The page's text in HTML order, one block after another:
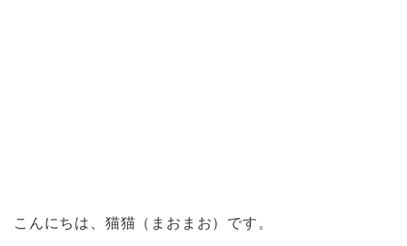
こんにちは、猫猫（まおまお）です。